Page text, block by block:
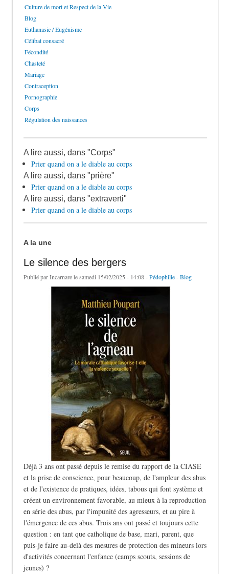
Culture de mort et Respect de la Vie
Blog
Euthanasie / Eugénisme
Célibat consacré
Fécondité
Chasteté
Mariage
Contraception
Pornographie
Corps
Régulation des naissances
A lire aussi, dans "Corps"
Prier quand on a le diable au corps
A lire aussi, dans "prière"
Prier quand on a le diable au corps
A lire aussi, dans "extraverti"
Prier quand on a le diable au corps
A la une
Le silence des bergers
Publié parIncarnarele samedi 15/02/2025 - 14:08 -Pédophilie-Blog
Déjà 3 ans ont passé depuis le remise du rapport de la CIASE
et la prise de conscience, pour beaucoup, de l'ampleur des abus
et de l'existence de pratiques, idées, tabous qui font système et
créent un environnement favorable, au mieux à la reproduction
en série des abus, par l'impunité des agresseurs, et au pire à
l'émergence de ces abus. Trois ans ont passé et toujours cette
question : en tant que catholique de base, mari, parent, que
puis-je faire au-delà des mesures de protection des mineurs lors
d'activités concernant l'enfance (camps scouts, sessions de
jeunes) ?